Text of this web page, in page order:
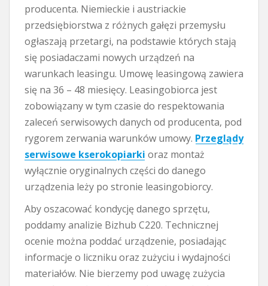
producenta. Niemieckie i austriackie
przedsiębiorstwa z różnych gałęzi przemysłu
ogłaszają przetargi, na podstawie których stają
się posiadaczami nowych urządzeń na
warunkach leasingu. Umowę leasingową zawiera
się na 36 – 48 miesięcy. Leasingobiorca jest
zobowiązany w tym czasie do respektowania
zaleceń serwisowych danych od producenta, pod
rygorem zerwania warunków umowy. Przeglądy
serwisowe kserokopiarki oraz montaż
wyłącznie oryginalnych części do danego
urządzenia leży po stronie leasingobiorcy.
Aby oszacować kondycję danego sprzętu,
poddamy analizie Bizhub C220. Technicznej
ocenie można poddać urządzenie, posiadając
informacje o liczniku oraz zużyciu i wydajności
materiałów. Nie bierzemy pod uwagę zużycia